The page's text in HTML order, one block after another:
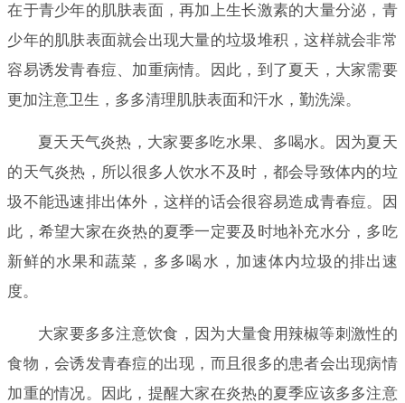
在于青少年的肌肤表面，再加上生长激素的大量分泌，青
少年的肌肤表面就会出现大量的垃圾堆积，这样就会非常
容易诱发青春痘、加重病情。因此，到了夏天，大家需要
更加注意卫生，多多清理肌肤表面和汗水，勤洗澡。
夏天天气炎热，大家要多吃水果、多喝水。因为夏天
的天气炎热，所以很多人饮水不及时，都会导致体内的垃
圾不能迅速排出体外，这样的话会很容易造成青春痘。因
此，希望大家在炎热的夏季一定要及时地补充水分，多吃
新鲜的水果和蔬菜，多多喝水，加速体内垃圾的排出速
度。
大家要多多注意饮食，因为大量食用辣椒等刺激性的
食物，会诱发青春痘的出现，而且很多的患者会出现病情
加重的情况。因此，提醒大家在炎热的夏季应该多多注意